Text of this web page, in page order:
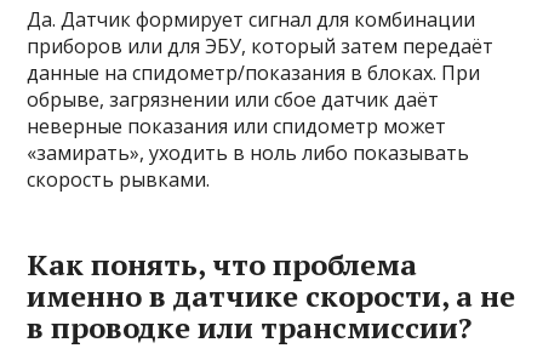
Да. Датчик формирует сигнал для комбинации
приборов или для ЭБУ, который затем передаёт
данные на спидометр/показания в блоках. При
обрыве, загрязнении или сбое датчик даёт
неверные показания или спидометр может
«замирать», уходить в ноль либо показывать
скорость рывками.
Как понять, что проблема
именно в датчике скорости, а не
в проводке или трансмиссии?